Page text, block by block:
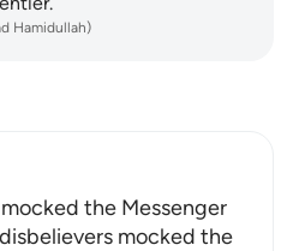
mocked the Messenger
mocked the
Hamidullah)